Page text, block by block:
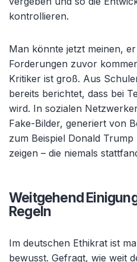
kontrollieren.
Man könnte jetzt meinen,
Forderungen zuvor
Kritiker ist groß. Aus
bereits berichtet, dass bei
wird. In sozialen
Fake-Bilder, generiert von
zum Beispiel Donald
zeigen – die niemals
Weitgehend
Regeln
Im deutschen Ethikrat ist
bewusst. Gefragt, wie weit